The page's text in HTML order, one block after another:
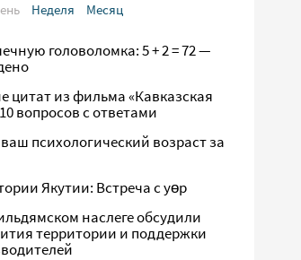
Неделя Месяц
головоломка: 5 + 2 = 72 —
цитат из фильма «Кавказская
вопросов с ответами
психологический возраст за
Якутии: Встреча с yөр
наслеге обсудили
территории и поддержки